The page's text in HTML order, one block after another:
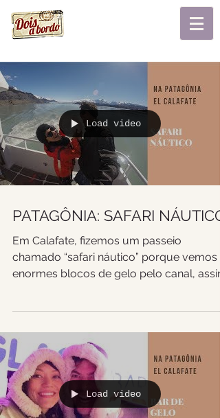
Load video
PATAGÔNIA: SAFARI NÁUTICO
Em Calafate, fizemos um passeio
chamado “safari náutico” porque vemos
enormes blocos de gelo pelo canal,
Load video